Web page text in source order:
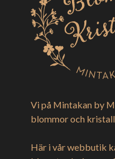
Vi på Mintakan by
blommor och
Här i vår webbutik